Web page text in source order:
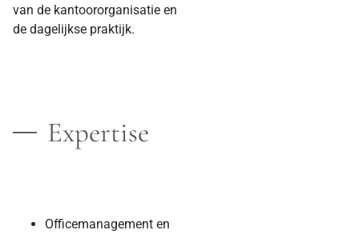
van de kantoororganisatie en
de dagelijkse praktijk.
Expertise
Officemanagement en